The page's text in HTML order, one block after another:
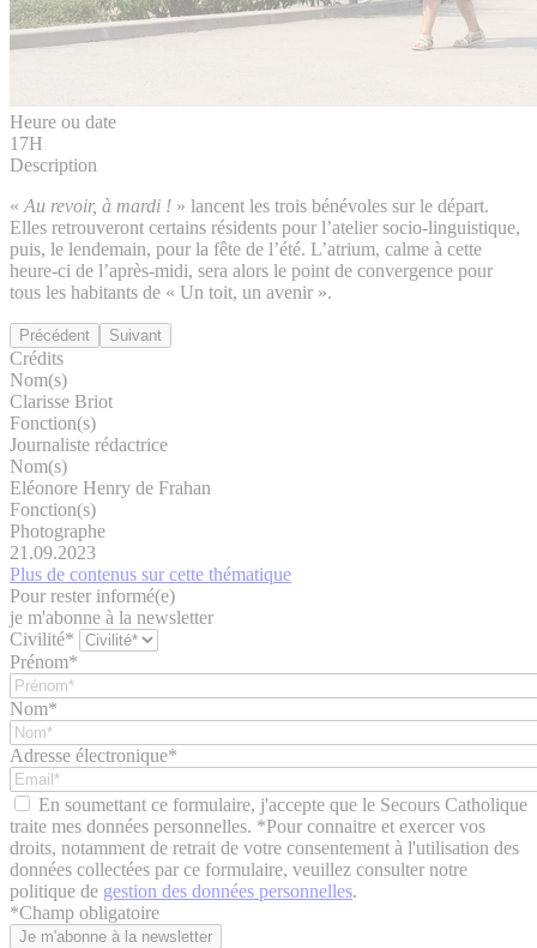
Heure ou date
17H
Description
« Au revoir, à mardi ! » lancent les trois bénévoles sur le départ.
Elles retrouveront certains résidents pour l’atelier socio-linguistique,
puis, le lendemain, pour la fête de l’été. L’atrium, calme à cette
heure-ci de l’après-midi, sera alors le point de convergence pour
tous les habitants de « Un toit, un avenir ».
Précédent Suivant
Crédits
Nom(s)
Clarisse Briot
Fonction(s)
Journaliste rédactrice
Nom(s)
Eléonore Henry de Frahan
Fonction(s)
Photographe
21.09.2023
Plus de contenus sur cette thématique
Pour rester informé(e)
je m'abonne à la newsletter
Civilité*
Prénom*
Nom*
Adresse électronique*
En soumettant ce formulaire, j'accepte que le Secours Catholique
traite mes données personnelles. *Pour connaitre et exercer vos
droits, notamment de retrait de votre consentement à l'utilisation des
données collectées par ce formulaire, veuillez consulter notre
politique de gestion des données personnelles.
*Champ obligatoire